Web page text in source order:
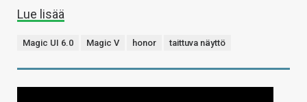
Lue lisää
Magic UI 6.0 Magic V honor taittuva näyttö